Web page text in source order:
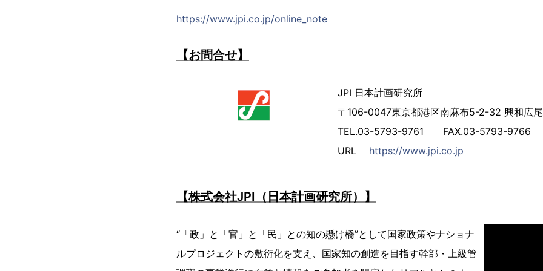
https://www.jpi.co.jp/online_note
【お問合せ】
JPI 日本計画研究所
〒106-0047東京都港区南麻布5-2-32 興和広
TEL.03-5793-9761 FAX.03-5793-9766
URL https://www.jpi.co.jp
【株式会社JPI（日本計画研究所）】
“「政」と「官」と「民」との知の懸け橋”として国家政策やナショナ
ルプロジェクトの敷衍化を支え、国家知の創造を目指す幹部・上級管